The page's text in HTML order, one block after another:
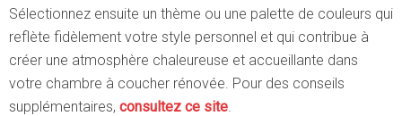
Sélectionnez ensuite un thème ou une palette de couleurs qui
reflète fidèlement votre style personnel et qui contribue à
créer une atmosphère chaleureuse et accueillante dans
votre chambre à coucher rénovée. Pour des conseils
supplémentaires, consultez ce site